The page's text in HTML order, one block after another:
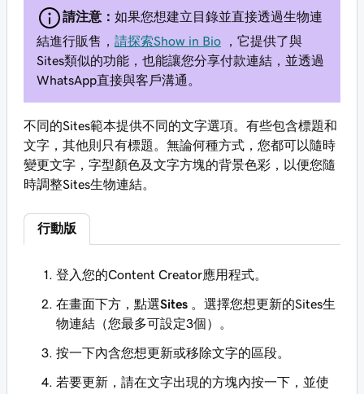
請注意： 如果您想建立目錄並直接透過生物連
結進行販售， 請探索Show in Bio ，它提供了與
Sites類似的功能，也能讓您分享付款連結，並透過
WhatsApp直接與客戶溝通。
不同的Sites範本提供不同的文字選項。有些包含標題和
文字，其他則只有標題。無論何種方式，您都可以隨時
變更文字，字型顏色及文字方塊的背景色彩，以便您隨
時調整Sites生物連結。
行動版
登入您的Content Creator應用程式。
在畫面下方，點選Sites 。選擇您想更新的Sites生
物連結（您最多可設定3個）。
按一下內含您想更新或移除文字的區段。
若要更新，請在文字出現的方塊內按一下，並使